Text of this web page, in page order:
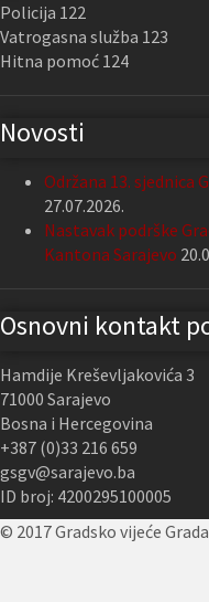
Policija 122
Vatrogasna služba 123
Hitna pomoć 124
Novosti
Održana 13. sjednica
27.07.2026.
Nastavak podrške
Kantona Sarajevo
Osnovni kontakt
Hamdije Kreševljakovića 3
71000 Sarajevo
Bosna i Hercegovina
+387 (0)33 216 659
gsgv@sarajevo.ba
ID broj: 4200295100005
© 2017 Gradsko vijeće